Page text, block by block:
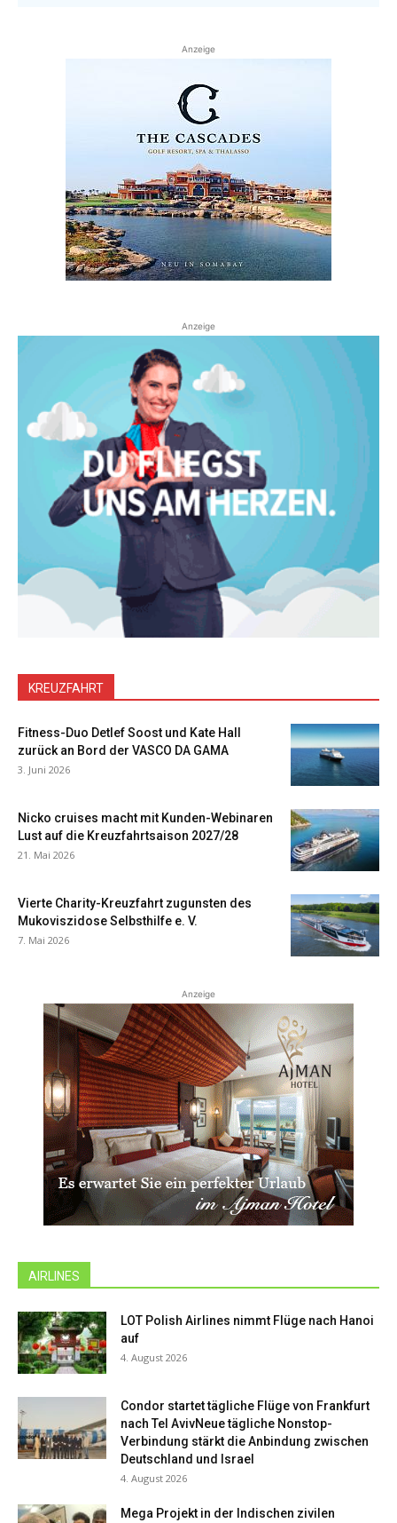
Anzeige
Anzeige
KREUZFAHRT
Fitness-Duo Detlef Soost und Kate Hall
zurück an Bord der VASCO DA GAMA
3. Juni 2026
Nicko cruises macht mit Kunden-Webinaren
Lust auf die Kreuzfahrtsaison 2027/28
21. Mai 2026
Vierte Charity-Kreuzfahrt zugunsten des
Mukoviszidose Selbsthilfe e. V.
7. Mai 2026
Anzeige
AIRLINES
LOT Polish Airlines nimmt Flüge nach Hanoi
auf
4. August 2026
Condor startet tägliche Flüge von Frankfurt
nach Tel AvivNeue tägliche Nonstop-
Verbindung stärkt die Anbindung zwischen
Deutschland und Israel
4. August 2026
Mega Projekt in der Indischen zivilen